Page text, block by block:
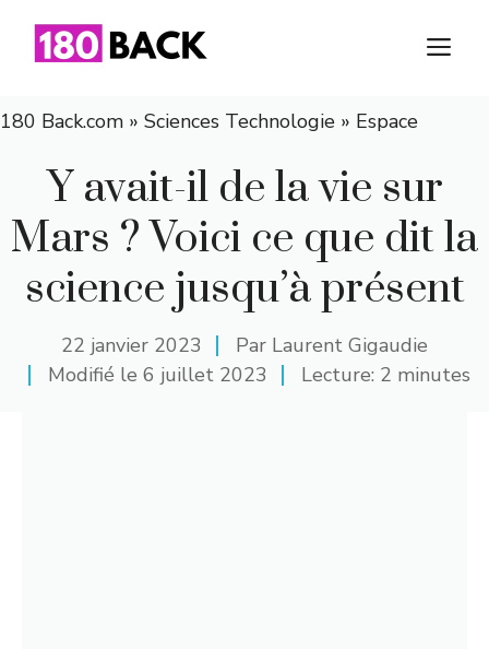
180 Back.com » Sciences Technologie » Espace
Y avait-il de la vie sur
Mars ? Voici ce que dit la
science jusqu’à présent
22 janvier 2023 Par Laurent Gigaudie
Modifié le 6 juillet 2023 Lecture: 2 minutes